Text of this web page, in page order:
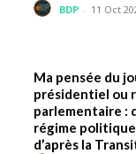
BDP - 11 Oct
Ma pensée du
présidentiel ou
parlementaire :
régime
d’après la